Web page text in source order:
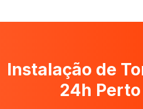
Instalação de
24h